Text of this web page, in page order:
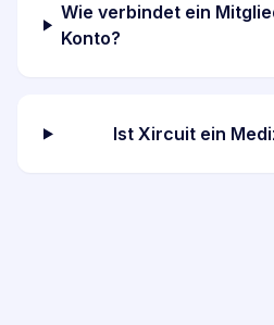
Wie verbindet ein
Konto?
Ist Xircuit ein